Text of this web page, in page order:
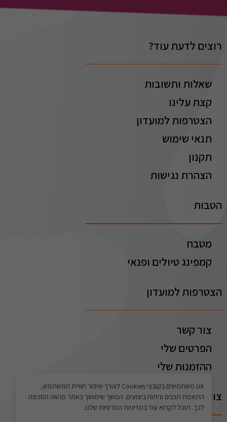
אנו משתמשים בקובצי Cookies לצורך שיפור חוויית המשתמש,
התאמת תכנים וניתוח ביצועים. המשך שימושך באתר מהווה הסכמה
לכך. תוכל לקרוא עוד במדיניות הפרטיות שלנו.
רוצים לדעת עוד?
שאלות ותשובות
קצת עלינו
הצטרפות למועדון
תנאי שימוש
תקנון
הצהרת נגישות
הטבות
מטבח
קמפינג טיולים ופנאי
הצטרפות למועדון
צור קשר
הפרטים שלי
ההזמנות שלי
צור קשר